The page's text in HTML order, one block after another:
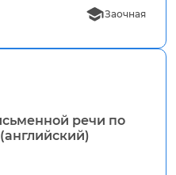
Заочная
речи по